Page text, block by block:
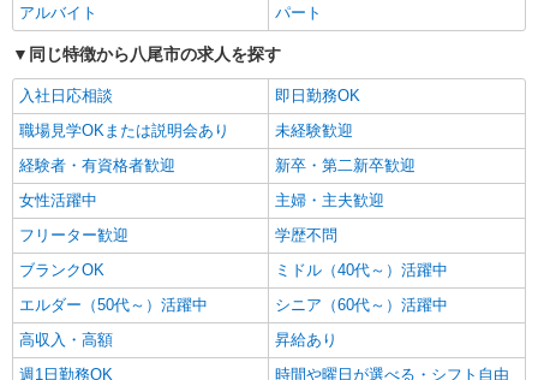
派遣社員
株式会社kotrio /●OS-H2-2068537
八尾駅のデイサービス♪日勤のみ！残業ゼロ
時給1550円〜2187円 ＜日払い有/週払い有/交
通費全支給(ガソリン代含む)＞
キープ 詳細を見る
派遣社員
株式会社kotrio /●OS-H2-2161897
NEW
＜八尾市＞サービス付き高齢者向け住宅
STAFF＊経験者優遇
アルバイト パート
同じ特徴から八尾市の求人を探す
入社日応相談
即日勤務OK
職場見学OKまたは説明会あり
未経験歓迎
経験者・有資格者歓迎
新卒・第二新卒歓迎
女性活躍中
主婦・主夫歓迎
フリーター歓迎
学歴不問
ブランクOK
ミドル（40代～）活躍中
エルダー（50代～）活躍中
シニア（60代～）活躍中
高収入・高額
昇給あり
週1日勤務OK
時間や曜日が選べる・シフト自由